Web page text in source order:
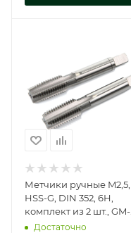
Метчики ручные M2,5,
HSS-G, DIN 352, 6H,
комплект из 2 шт., GM-
TC025045
Достаточно